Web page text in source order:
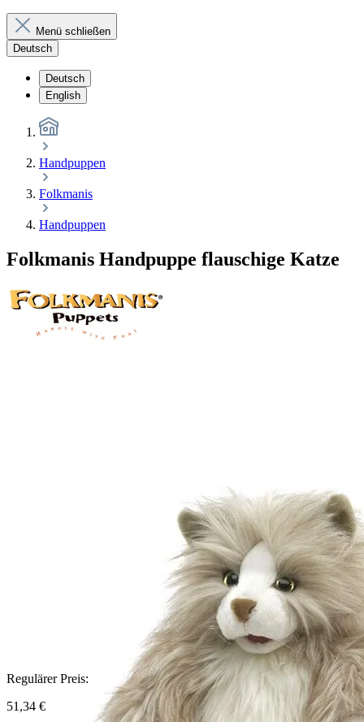
Menü schließen
Deutsch
Deutsch
English
Handpuppen
Folkmanis
Handpuppen
Folkmanis Handpuppe flauschige Katze
Regulärer Preis:
51,34 €